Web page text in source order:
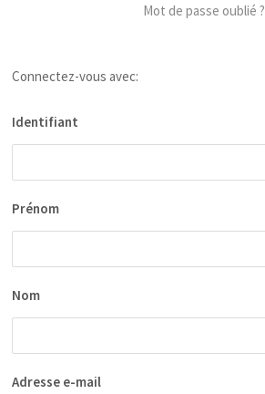
Mot de passe oublié ?
Connectez-vous avec:
Identifiant
Prénom
Nom
Adresse e-mail